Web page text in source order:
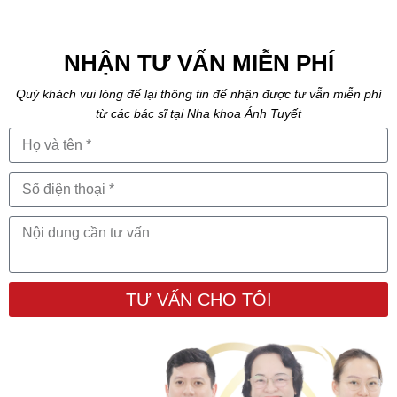
NHẬN TƯ VẤN MIỄN PHÍ
Quý khách vui lòng để lại thông tin để nhận được tư vẫn miễn phí
từ các bác sĩ tại Nha khoa Ánh Tuyết
TƯ VẤN CHO TÔI